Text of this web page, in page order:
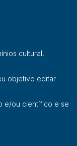
cultural,
objetivo editar
e/ou científico e se